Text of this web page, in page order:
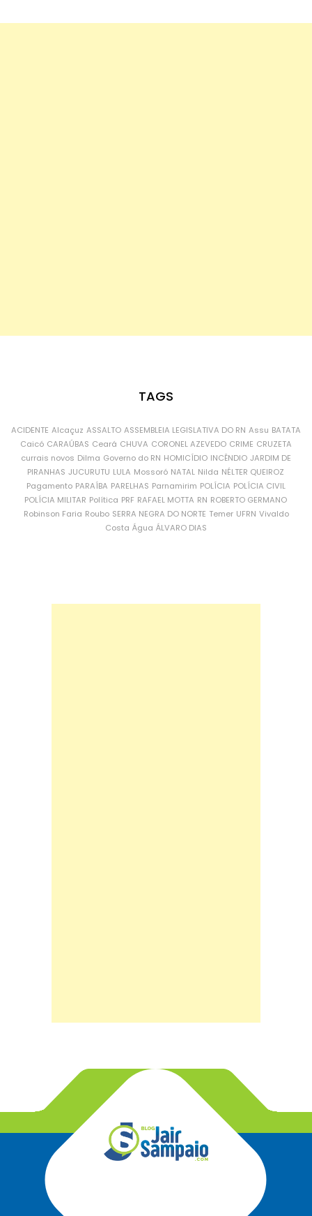
TAGS
ACIDENTE Alcaçuz ASSALTO ASSEMBLEIA LEGISLATIVA DO RN Assu BATATA
Caicó CARAÚBAS Ceará CHUVA CORONEL AZEVEDO CRIME CRUZETA
currais novos Dilma Governo do RN HOMICÍDIO INCÊNDIO JARDIM DE
PIRANHAS JUCURUTU LULA Mossoró NATAL Nilda NÉLTER QUEIROZ
Pagamento PARAÍBA PARELHAS Parnamirim POLÍCIA POLÍCIA CIVIL
POLÍCIA MILITAR Política PRF RAFAEL MOTTA RN ROBERTO GERMANO
Robinson Faria Roubo SERRA NEGRA DO NORTE Temer UFRN Vivaldo
Costa Água ÁLVARO DIAS